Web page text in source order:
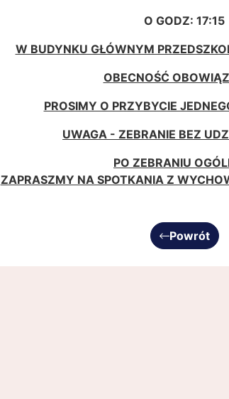
O GODZ: 17:15
W BUDYNKU GŁÓWNYM
OBECNOŚĆ
PROSIMY O PRZYBYCIE
UWAGA - ZEBRANIE BEZ
PO ZEBRANIU
ZAPRASZMY NA SPOTKANIA Z
Powrót